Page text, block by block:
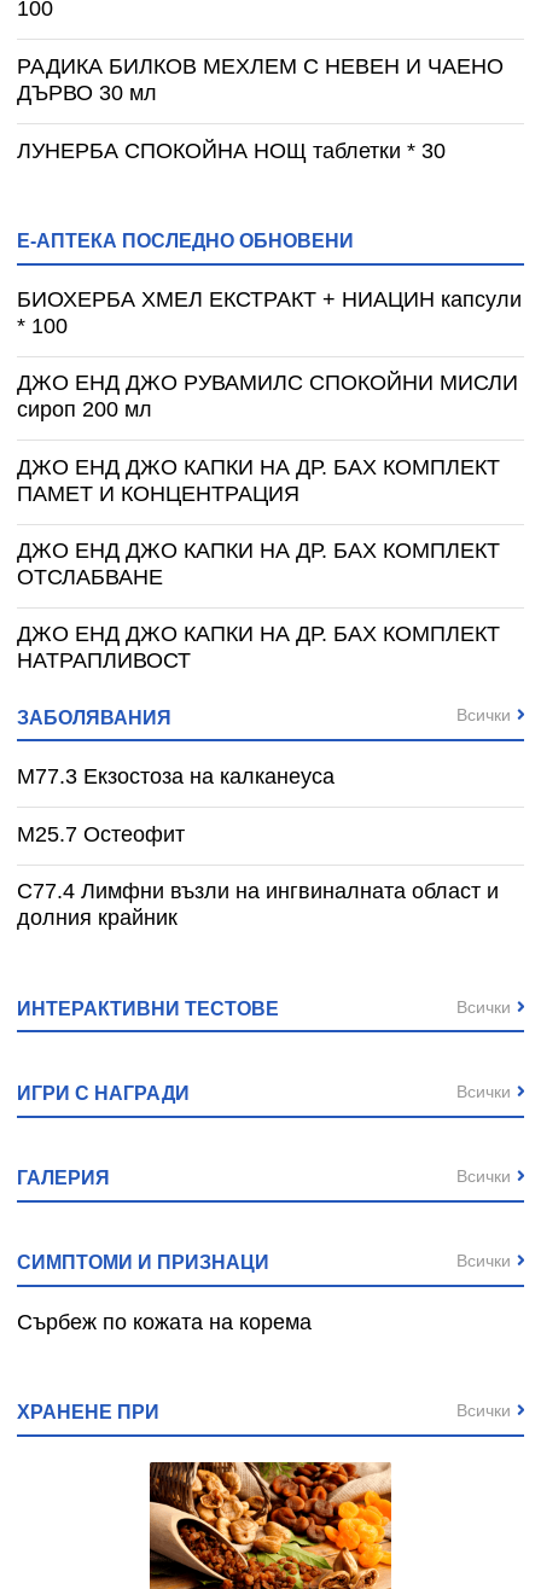
100
РАДИКА БИЛКОВ МЕХЛЕМ С НЕВЕН И ЧАЕНО
ДЪРВО 30 мл
ЛУНЕРБА СПОКОЙНА НОЩ таблетки * 30
Е-АПТЕКА ПОСЛЕДНО ОБНОВЕНИ
БИОХЕРБА ХМЕЛ ЕКСТРАКТ + НИАЦИН капсули
* 100
ДЖО ЕНД ДЖО РУВАМИЛС СПОКОЙНИ МИСЛИ
сироп 200 мл
ДЖО ЕНД ДЖО КАПКИ НА ДР. БАХ КОМПЛЕКТ
ПАМЕТ И КОНЦЕНТРАЦИЯ
ДЖО ЕНД ДЖО КАПКИ НА ДР. БАХ КОМПЛЕКТ
ОТСЛАБВАНЕ
ДЖО ЕНД ДЖО КАПКИ НА ДР. БАХ КОМПЛЕКТ
НАТРАПЛИВОСТ
ЗАБОЛЯВАНИЯ
M77.3 Екзостоза на калканеуса
M25.7 Остеофит
C77.4 Лимфни възли на ингвиналната област и
долния крайник
Всички
ИНТЕРАКТИВНИ ТЕСТОВЕ Всички
ИГРИ С НАГРАДИ Всички
ГАЛЕРИЯ Всички
СИМПТОМИ И ПРИЗНАЦИ
Сърбеж по кожата на корема
Всички
ХРАНЕНЕ ПРИ Всички